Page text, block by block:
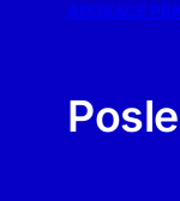
APLIKACE